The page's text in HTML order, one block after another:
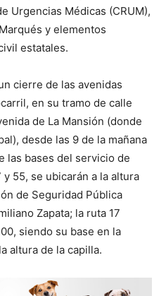
Urgencias Médicas (CRUM),
y elementos
estatales.
cierre de las avenidas
en su tramo de calle
de La Mansión (donde
desde las 9 de la mañana
las bases del servicio de
55, se ubicarán a la altura
de Seguridad Pública
Zapata; la ruta 17
siendo su base en la
altura de la capilla.